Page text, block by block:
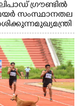
ഗ്രൗണ്ടിൽ
സംസ്ഥാനതല
മുഖ്യമന്ത്രി
സമീപം